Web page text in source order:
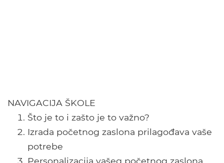
NAVIGACIJA ŠKOLE
Što je to i zašto je to važno?
Izrada početnog zaslona prilagođava vaše
potrebe
Personalizacija vašeg početnog zaslona